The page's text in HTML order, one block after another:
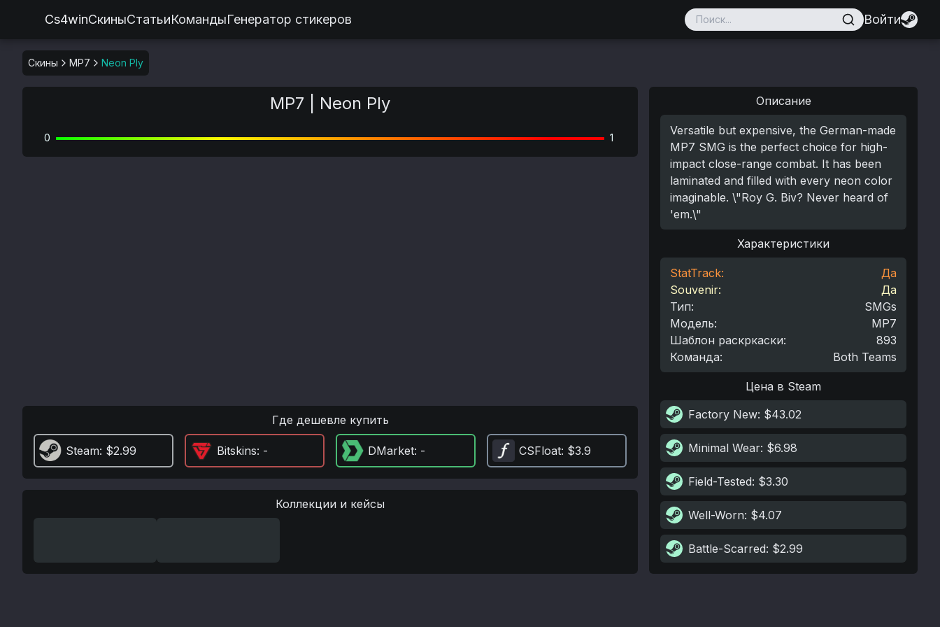
Cs4winСкиныСтатьиКомандыГенератор стикеров Войти
Скины MP7 Neon Ply
MP7 | Neon Ply
0 1
Где дешевле купить
Steam: $2.99 Bitskins: - DMarket: - CSFloat: $3.9
Коллекции и кейсы
Описание
Versatile but expensive, the German-made
MP7 SMG is the perfect choice for high-
impact close-range combat. It has been
laminated and filled with every neon color
imaginable. \"Roy G. Biv? Never heard of
'em.\"
Характеристики
StatTrack:
Да
Souvenir:
Да
Тип:
SMGs
Модель:
MP7
Шаблон раскркаски:
893
Команда: Both Teams
Цена в Steam
Factory New: $43.02
Minimal Wear: $6.98
Field-Tested: $3.30
Well-Worn: $4.07
Battle-Scarred: $2.99